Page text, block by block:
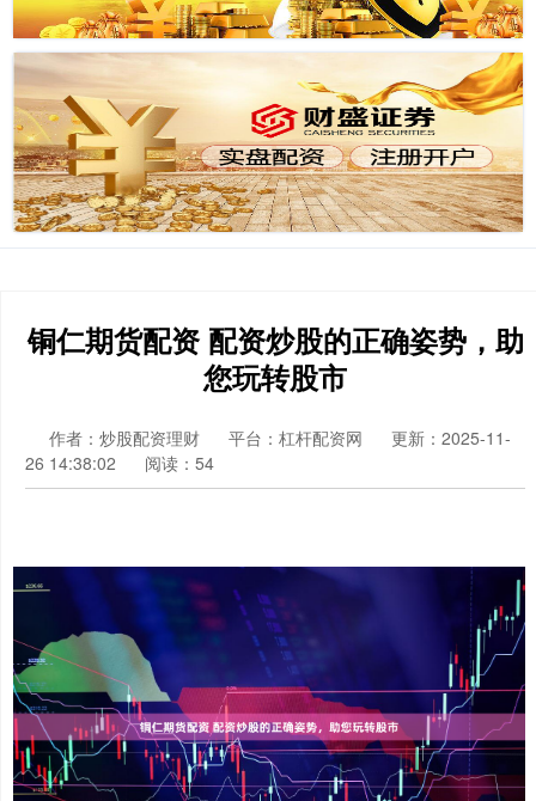
铜仁期货配资 配资炒股的正确姿势，助
您玩转股市
作者：炒股配资理财 平台：杠杆配资网
更新：2025-11-
26 14:38:02
阅读：54